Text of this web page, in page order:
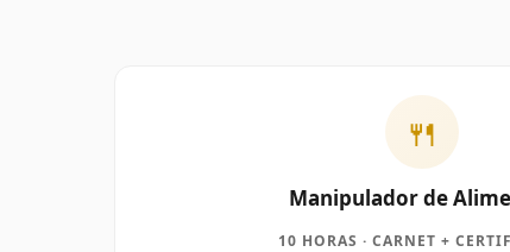
🍴
Manipulador de
10 HORAS · CARNET +